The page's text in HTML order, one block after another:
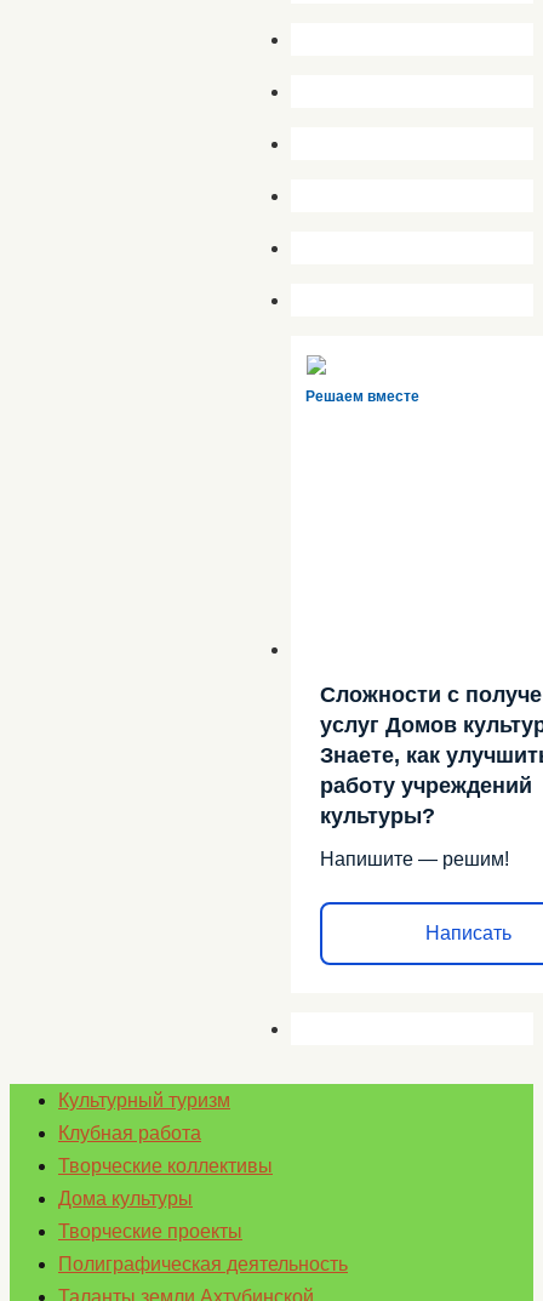
Решаем вместе
Сложности с
услуг Домов
Знаете, как
работу учреждений
культуры?
Напишите — решим!
Написать
Культурный туризм
Клубная работа
Творческие коллективы
Дома культуры
Творческие проекты
Полиграфическая деятельность
Таланты земли Ахтубинской